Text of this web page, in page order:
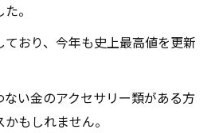
。
おり、今年も史上最高値を更新
い金のアクセサリー類がある方
もしれません。